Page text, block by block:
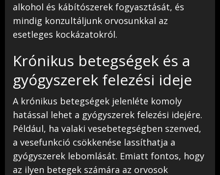
alkohol és kábítószerek fogyasztását, és
mindig konzultáljunk orvosunkkal az
esetleges kockázatokról.
Krónikus betegségek és a
gyógyszerek felezési ideje
A krónikus betegségek jelenléte komoly
hatással lehet a gyógyszerek felezési idejére.
Például, ha valaki vesebetegségben szenved,
a vesefunkció csökkenése lassíthatja a
gyógyszerek lebomlását. Emiatt fontos, hogy
az ilyen betegek számára az orvosok